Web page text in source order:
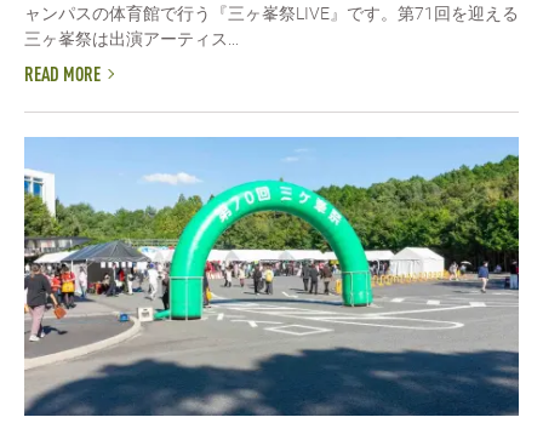
ャンパスの体育館で行う『三ヶ峯祭LIVE』です。第71回を迎える
三ヶ峯祭は出演アーティス...
READ MORE